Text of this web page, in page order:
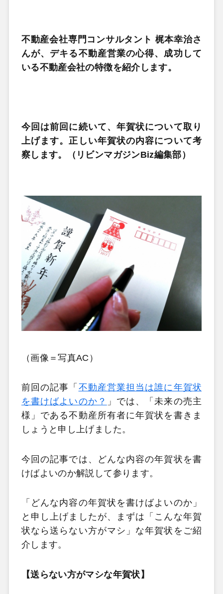
不動産会社専門コンサルタント 梶本幸治さ
んが、デキる不動産営業の心得、成功して
いる不動産会社の特徴を紹介します。
今回は前回に続いて、年賀状について取り
上げます。正しい年賀状の内容について考
察します。（リビンマガジンBiz編集部）
（画像＝写真AC）
前回の記事「 不動産営業担当は誰に年賀状
を書けばよいのか？ 」では、「未来の売主
様」である不動産所有者に年賀状を書きま
しょうと申し上げました。
今回の記事では、どんな内容の年賀状を書
けばよいのか解説して参ります。
「どんな内容の年賀状を書けばよいのか」
と申し上げましたが、まずは「こんな年賀
状なら送らない方がマシ」な年賀状をご紹
介します。
【送らない方がマシな年賀状】